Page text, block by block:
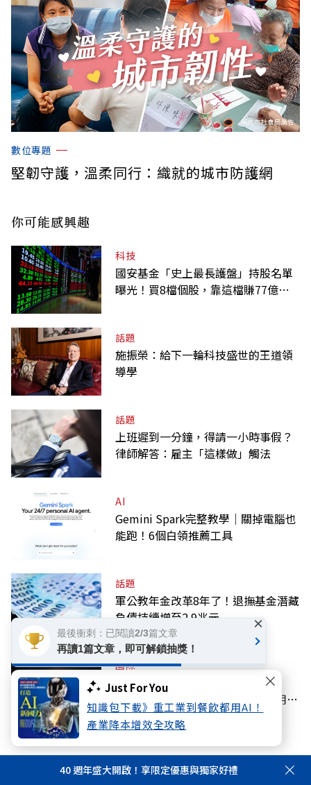
Just For You
知識包下載》重工業到餐飲都用AI！
產業降本增效全攻略
數位專題
堅韌守護，溫柔同行：織就的城市防護網
你可能感興趣
科技
國安基金「史上最長護盤」持股名單
曝光！買8檔個股，靠這檔賺77億最
話題
施振榮：給下一輪科技盛世的王道領
導學
話題
上班遲到一分鐘，得請一小時事假？
律師解答：雇主「這樣做」觸法
AI
Gemini Spark完整教學｜關掉電腦也
能跑！6個白領推薦工具
話題
軍公教年金改革8年了！退撫基金潛藏
負債持續增至2.9兆元
國際
美股道指再創新高！SpaceX大跌
13.61%，無畏鉅額開支宣布獨家用輝
達
40 週年盛大開啟！享限定優惠與獨家好禮
最後衝刺：已閱讀2/3篇文章
再讀1篇文章，即可解鎖抽獎！
×